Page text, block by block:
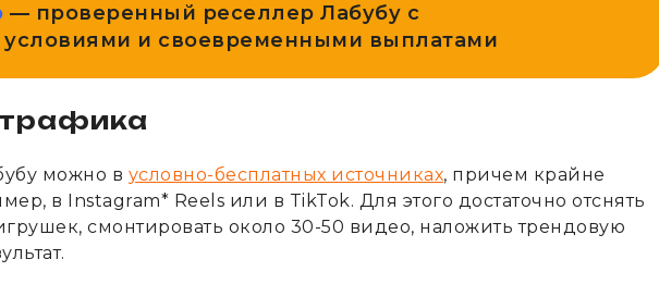
— проверенный реселлер Лабубу с
и своевременными выплатами
можно в условно-бесплатных источниках, причем крайне
в Instagram* Reels или в TikTok. Для этого достаточно отснять
смонтировать около 30-50 видео, наложить трендовую